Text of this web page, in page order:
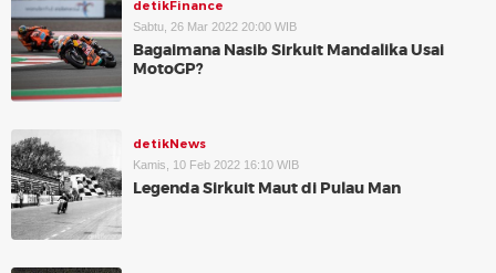
detikFinance
Sabtu, 26 Mar 2022 20:00 WIB
Bagaimana Nasib Sirkuit Mandalika Usai
MotoGP?
detikNews
Kamis, 10 Feb 2022 16:10 WIB
Legenda Sirkuit Maut di Pulau Man